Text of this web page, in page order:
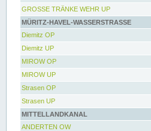
GROSSE TRÄNKE WEHR UP
MÜRITZ-HAVEL-WASSERSTRASSE
Diemitz OP
Diemitz UP
MIROW OP
MIROW UP
Strasen OP
Strasen UP
MITTELLANDKANAL
ANDERTEN OW